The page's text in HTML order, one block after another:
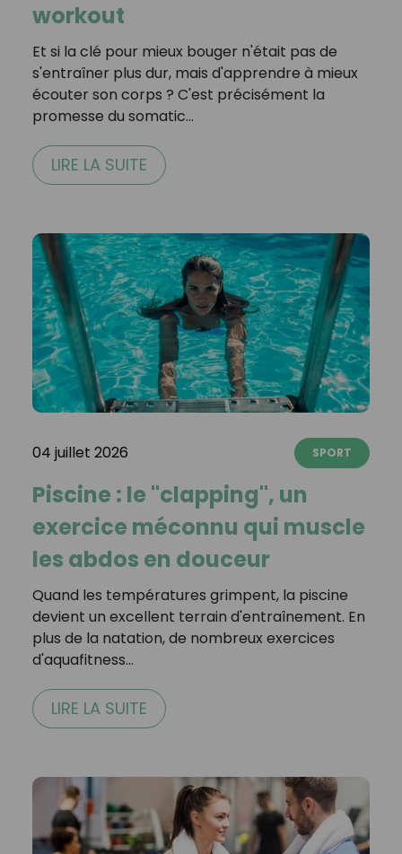
workout
Et si la clé pour mieux bouger n'était pas de
s'entraîner plus dur, mais d'apprendre à mieux
écouter son corps ? C'est précisément la
promesse du somatic…
LIRE LA SUITE
04 juillet 2026 SPORT
Piscine : le "clapping", un
exercice méconnu qui muscle
les abdos en douceur
Quand les températures grimpent, la piscine
devient un excellent terrain d'entraînement. En
plus de la natation, de nombreux exercices
d'aquafitness…
LIRE LA SUITE